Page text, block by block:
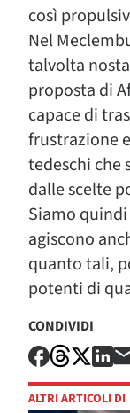
così
Nel
talvolta
proposta di
capace di
frustrazione
tedeschi che
dalle scelte
Siamo
agiscono
quanto tali,
potenti di
CONDIVIDI
ALTRI ARTICOLI DI